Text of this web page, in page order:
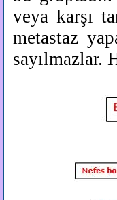
veya karşı
metastaz
sayılmazlar.